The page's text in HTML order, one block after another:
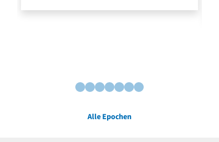
Alle Epochen